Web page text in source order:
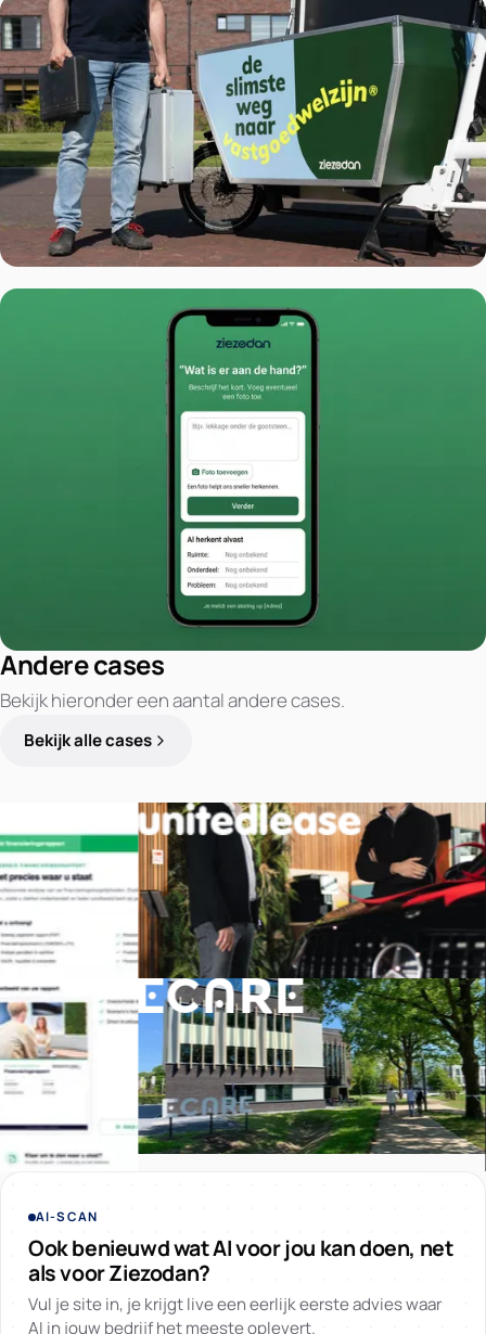
Andere cases
Bekijk hieronder een aantal andere cases.
Bekijk alle cases
AI-SCAN
Ook benieuwd wat AI voor jou kan doen, net
als voor Ziezodan?
Vul je site in, je krijgt live een eerlijk eerste advies waar
AI in jouw bedrijf het meeste oplevert.